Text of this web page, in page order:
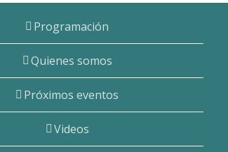
Programación
Quienes somos
Próximos eventos
Videos